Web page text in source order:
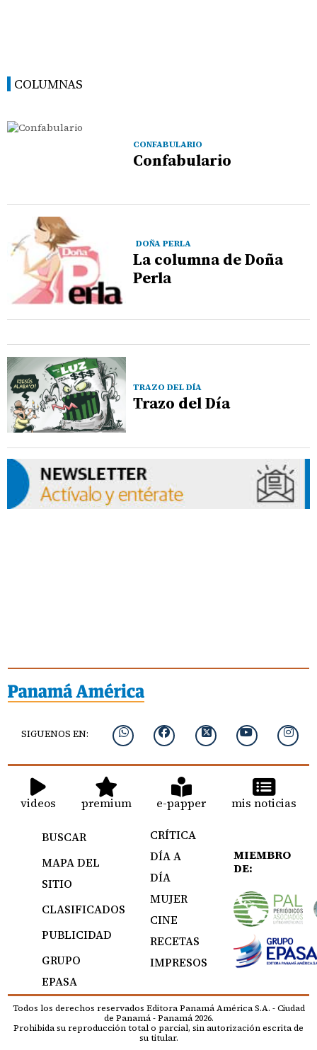
COLUMNAS
CONFABULARIO
Confabulario
DOÑA PERLA
La columna de Doña
Perla
TRAZO DEL DÍA
Trazo del Día
SIGUENOS EN:
videos premium e-papper mis noticias
BUSCAR
MAPA DEL
SITIO
CLASIFICADOS
PUBLICIDAD
GRUPO
EPASA
CRÍTICA
DÍA A
DÍA
MUJER
CINE
RECETAS
IMPRESOS
MIEMBRO
DE:
Todos los derechos reservados Editora Panamá América S.A. - Ciudad
de Panamá - Panamá 2026.
Prohibida su reproducción total o parcial, sin autorización escrita de
su titular.